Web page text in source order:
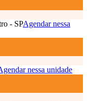
- SPAgendar nessa
nessa unidade